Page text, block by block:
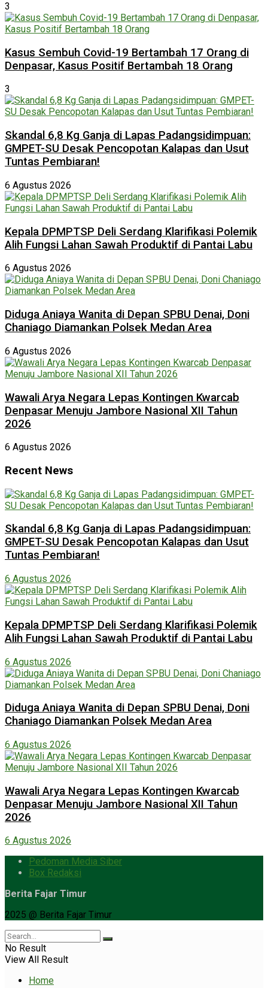
3
Kasus Sembuh Covid-19 Bertambah 17 Orang di
Denpasar, Kasus Positif Bertambah 18 Orang
3
Skandal 6,8 Kg Ganja di Lapas Padangsidimpuan:
GMPET-SU Desak Pencopotan Kalapas dan Usut
Tuntas Pembiaran!
6 Agustus 2026
Kepala DPMPTSP Deli Serdang Klarifikasi Polemik
Alih Fungsi Lahan Sawah Produktif di Pantai Labu
6 Agustus 2026
Diduga Aniaya Wanita di Depan SPBU Denai, Doni
Chaniago Diamankan Polsek Medan Area
6 Agustus 2026
Wawali Arya Negara Lepas Kontingen Kwarcab
Denpasar Menuju Jambore Nasional XII Tahun
2026
6 Agustus 2026
Recent News
Skandal 6,8 Kg Ganja di Lapas Padangsidimpuan:
GMPET-SU Desak Pencopotan Kalapas dan Usut
Tuntas Pembiaran!
6 Agustus 2026
Kepala DPMPTSP Deli Serdang Klarifikasi Polemik
Alih Fungsi Lahan Sawah Produktif di Pantai Labu
6 Agustus 2026
Diduga Aniaya Wanita di Depan SPBU Denai, Doni
Chaniago Diamankan Polsek Medan Area
6 Agustus 2026
Wawali Arya Negara Lepas Kontingen Kwarcab
Denpasar Menuju Jambore Nasional XII Tahun
2026
6 Agustus 2026
Pedoman Media Siber
Box Redaksi
Berita Fajar Timur
2025 @ Berita Fajar Timur
No Result
View All Result
Home